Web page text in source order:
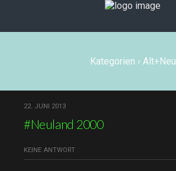
Kategorien › Alt+Neu
22. JUNI 2013
#Neuland 2000
KEINE ANTWORT